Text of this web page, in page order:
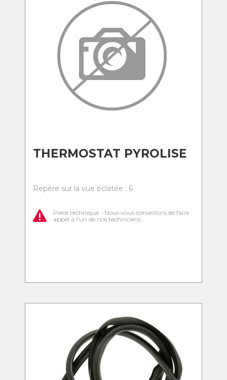
THERMOSTAT PYROLISE
Repère sur la vue éclatée : 6
Pièce technique - Nous vous conseillons de faire
appel à l'un de nos techniciens